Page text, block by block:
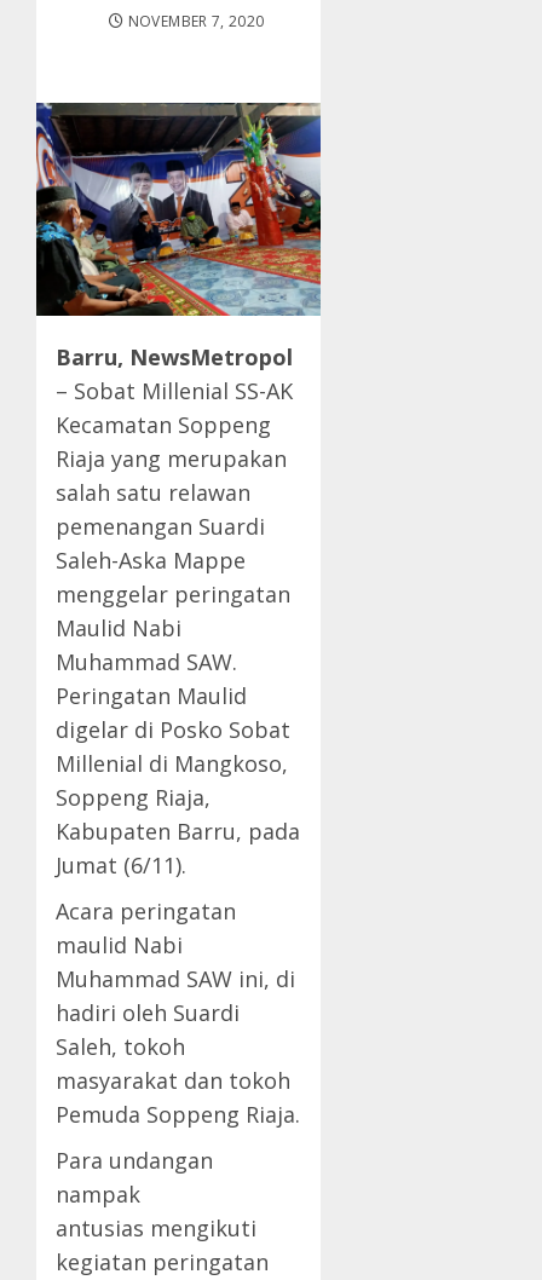
NOVEMBER 7, 2020
Barru, NewsMetropol
– Sobat Millenial SS-AK
Kecamatan Soppeng
Riaja yang merupakan
salah satu relawan
pemenangan Suardi
Saleh-Aska Mappe
menggelar peringatan
Maulid Nabi
Muhammad SAW.
Peringatan Maulid
digelar di Posko Sobat
Millenial di Mangkoso,
Soppeng Riaja,
Kabupaten Barru, pada
Jumat (6/11).
Acara peringatan
maulid Nabi
Muhammad SAW ini, di
hadiri oleh Suardi
Saleh, tokoh
masyarakat dan tokoh
Pemuda Soppeng Riaja.
Para undangan
nampak
antusias mengikuti
kegiatan peringatan